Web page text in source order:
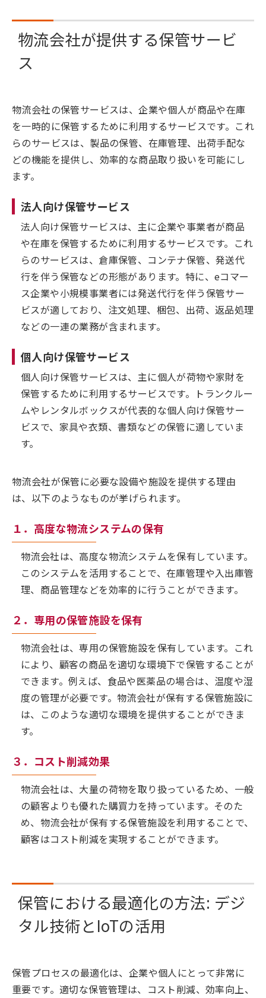
物流会社が提供する保管サービ
ス
物流会社の保管サービスは、企業や個人が商品や在庫
を一時的に保管するために利用するサービスです。これ
らのサービスは、製品の保管、在庫管理、出荷手配な
どの機能を提供し、効率的な商品取り扱いを可能にし
ます。
法人向け保管サービス
法人向け保管サービスは、主に企業や事業者が商品
や在庫を保管するために利用するサービスです。これ
らのサービスは、倉庫保管、コンテナ保管、発送代
行を伴う保管などの形態があります。特に、eコマー
ス企業や小規模事業者には発送代行を伴う保管サー
ビスが適しており、注文処理、梱包、出荷、返品処理
などの一連の業務が含まれます。
個人向け保管サービス
個人向け保管サービスは、主に個人が荷物や家財を
保管するために利用するサービスです。トランクルー
ムやレンタルボックスが代表的な個人向け保管サー
ビスで、家具や衣類、書類などの保管に適していま
す。
物流会社が保管に必要な設備や施設を提供する理由
は、以下のようなものが挙げられます。
１．高度な物流システムの保有
物流会社は、高度な物流システムを保有しています。
このシステムを活用することで、在庫管理や入出庫管
理、商品管理などを効率的に行うことができます。
２．専用の保管施設を保有
物流会社は、専用の保管施設を保有しています。これ
により、顧客の商品を適切な環境下で保管することが
できます。例えば、食品や医薬品の場合は、温度や湿
度の管理が必要です。物流会社が保有する保管施設に
は、このような適切な環境を提供することができま
す。
３．コスト削減効果
物流会社は、大量の荷物を取り扱っているため、一般
の顧客よりも優れた購買力を持っています。そのた
め、物流会社が保有する保管施設を利用することで、
顧客はコスト削減を実現することができます。
保管における最適化の方法: デジ
タル技術とIoTの活用
保管プロセスの最適化は、企業や個人にとって非常に
重要です。適切な保管管理は、コスト削減、効率向上、